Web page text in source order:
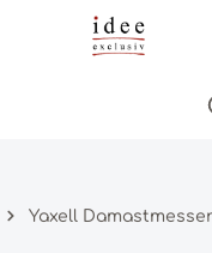
springen
Yaxell